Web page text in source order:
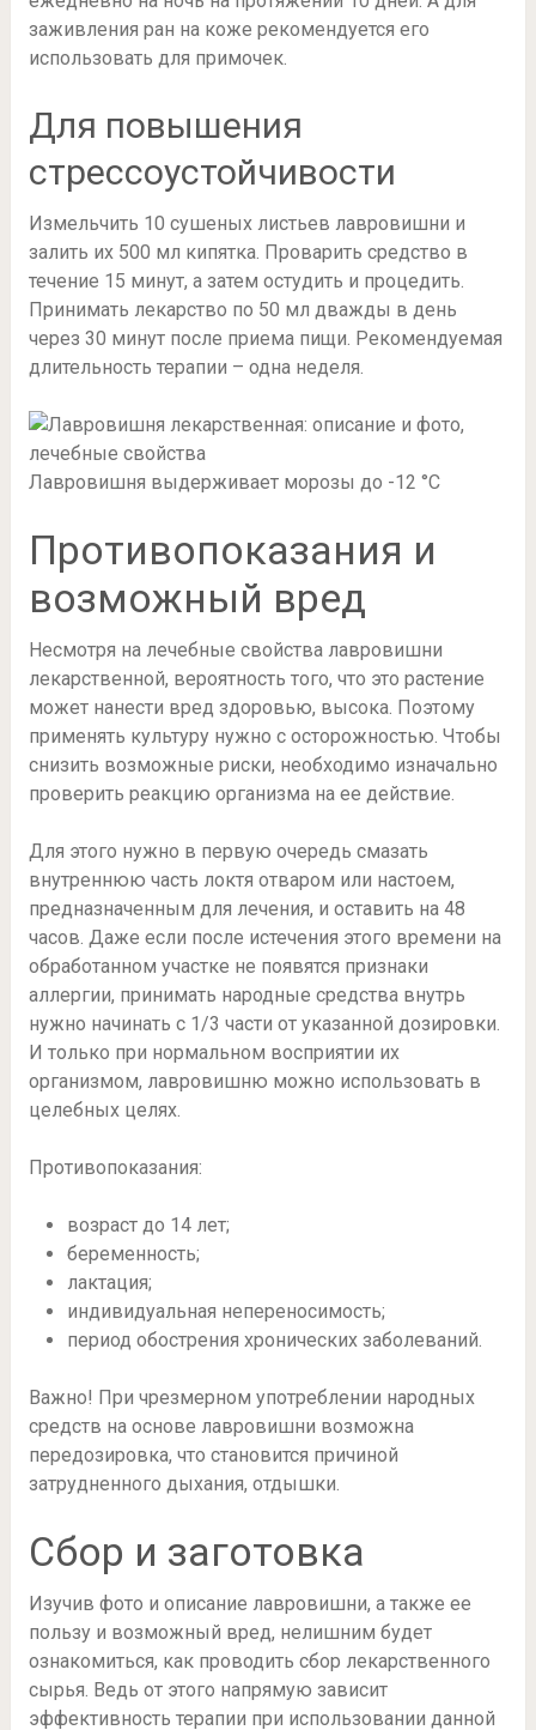
заживления ран на коже рекомендуется его
использовать для примочек.
Для повышения
стрессоустойчивости
Измельчить 10 сушеных листьев лавровишни и
залить их 500 мл кипятка. Проварить средство в
течение 15 минут, а затем остудить и процедить.
Принимать лекарство по 50 мл дважды в день
через 30 минут после приема пищи. Рекомендуемая
длительность терапии – одна неделя.
Лавровишня выдерживает морозы до -12 °С
Противопоказания и
возможный вред
Несмотря на лечебные свойства лавровишни
лекарственной, вероятность того, что это растение
может нанести вред здоровью, высока. Поэтому
применять культуру нужно с осторожностью. Чтобы
снизить возможные риски, необходимо изначально
проверить реакцию организма на ее действие.
Для этого нужно в первую очередь смазать
внутреннюю часть локтя отваром или настоем,
предназначенным для лечения, и оставить на 48
часов. Даже если после истечения этого времени на
обработанном участке не появятся признаки
аллергии, принимать народные средства внутрь
нужно начинать с 1/3 части от указанной дозировки.
И только при нормальном восприятии их
организмом, лавровишню можно использовать в
целебных целях.
Противопоказания:
возраст до 14 лет;
беременность;
лактация;
индивидуальная непереносимость;
период обострения хронических заболеваний.
Важно! При чрезмерном употреблении народных
средств на основе лавровишни возможна
передозировка, что становится причиной
затрудненного дыхания, отдышки.
Сбор и заготовка
Изучив фото и описание лавровишни, а также ее
пользу и возможный вред, нелишним будет
ознакомиться, как проводить сбор лекарственного
сырья. Ведь от этого напрямую зависит
эффективность терапии при использовании данной